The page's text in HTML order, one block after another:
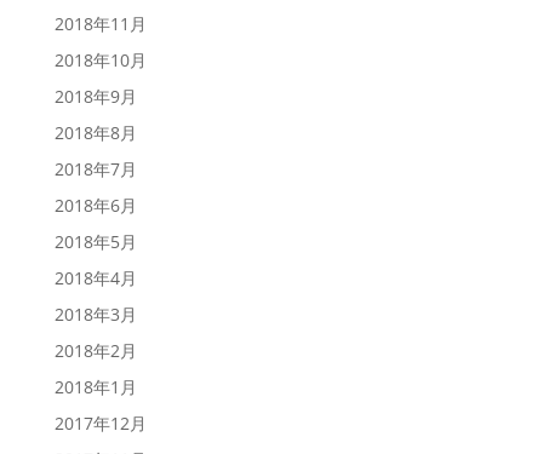
2018年11月
2018年10月
2018年9月
2018年8月
2018年7月
2018年6月
2018年5月
2018年4月
2018年3月
2018年2月
2018年1月
2017年12月